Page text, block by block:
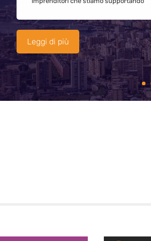
Leggi di più